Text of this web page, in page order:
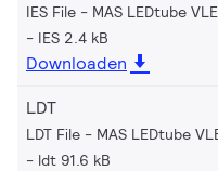
IES File - MAS LEDtube
IES 2.4 kB
Downloaden
LDT
LDT File - MAS LEDtube
ldt 91.6 kB